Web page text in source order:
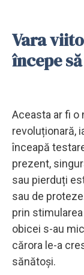
Vara
începe
Aceasta ar fi
revoluționară,
înceapă
prezent,
sau pierduți
sau de
prin
obicei s-au
cărora le-a
sănătoși.